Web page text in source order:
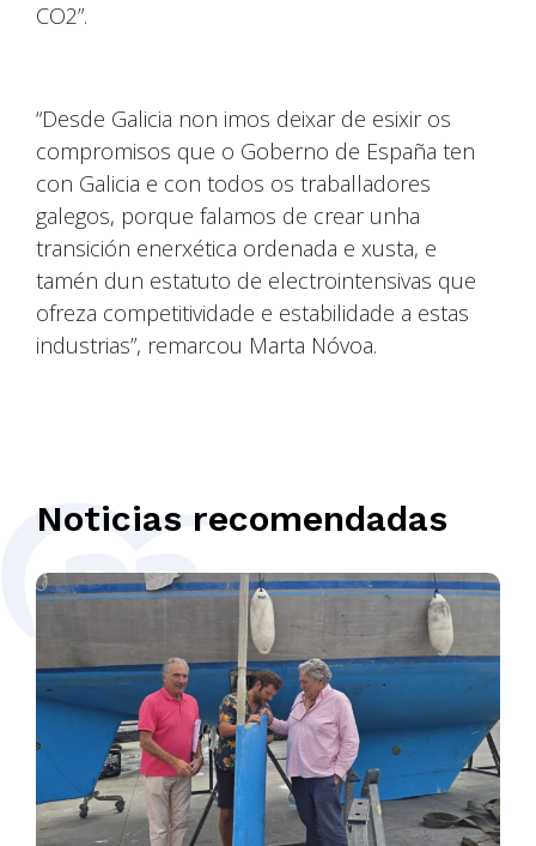
CO2”.
“Desde Galicia non imos deixar de esixir os
compromisos que o Goberno de España ten
con Galicia e con todos os traballadores
galegos, porque falamos de crear unha
transición enerxética ordenada e xusta, e
tamén dun estatuto de electrointensivas que
ofreza competitividade e estabilidade a estas
industrias”, remarcou Marta Nóvoa.
Noticias recomendadas